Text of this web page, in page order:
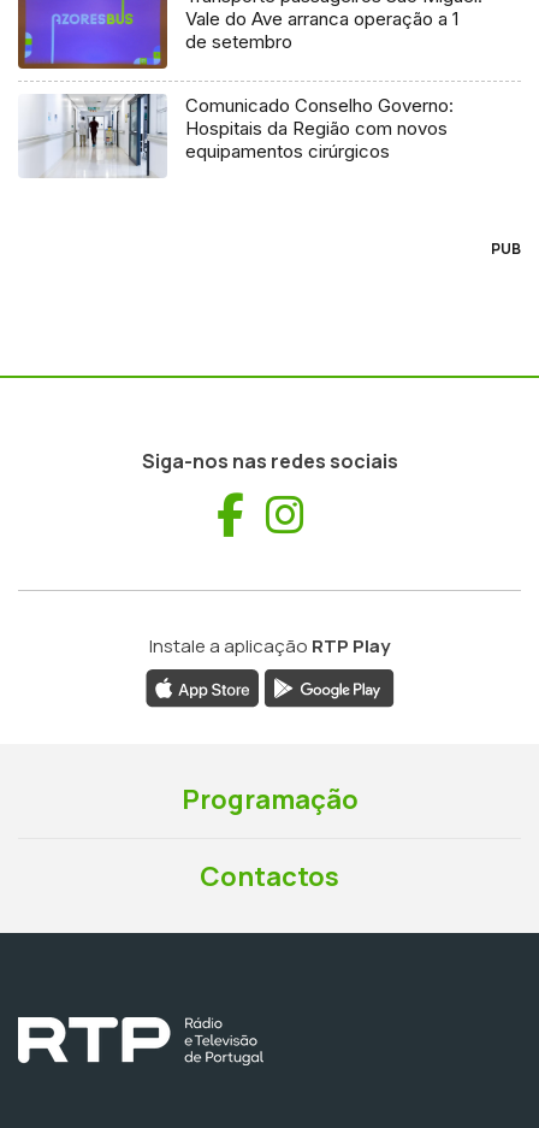
Vale do Ave arranca operação a 1
de setembro
Comunicado Conselho Governo:
Hospitais da Região com novos
equipamentos cirúrgicos
PUB
Siga-nos nas redes sociais
Facebook
Instale a aplicação RTP Play
Programação
Contactos